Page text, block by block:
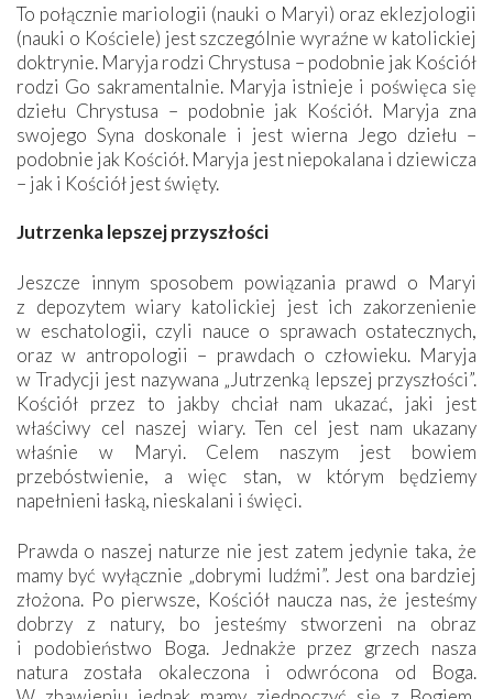
To połącznie mariologii (nauki o Maryi) oraz eklezjologii
(nauki o ­Kościele) jest szczególnie wyraźne w katolickiej
doktrynie. Maryja rodzi Chrystusa – podobnie jak Kościół
rodzi Go sakramentalnie. Maryja istnieje i poświęca się
dziełu Chrystusa – podobnie jak Kościół. Maryja zna
swojego Syna doskonale i jest wierna Jego dziełu –
podobnie jak Kościół. Maryja jest niepokalana i dziewicza
– jak i Kościół jest święty.
Jutrzenka lepszej przyszłości
Jeszcze innym sposobem powiązania prawd o Maryi
z depozytem wiary katolickiej jest ich zakorzenienie
w eschatologii, czyli nauce o sprawach ostatecznych,
oraz w antropologii – prawdach o człowieku. Maryja
w Tradycji jest nazywana „Jutrzenką lepszej przyszłości”.
Kościół przez to jakby chciał nam ukazać, jaki jest
właściwy cel naszej wiary. Ten cel jest nam ukazany
właśnie w Maryi. Celem naszym jest bowiem
przebóstwienie, a więc stan, w którym będziemy
napełnieni łaską, nieskalani i święci.
Prawda o naszej naturze nie jest zatem jedynie taka, że
mamy być wyłącznie „dobrymi ludźmi”. Jest ona bardziej
złożona. Po pierwsze, Kościół naucza nas, że jesteśmy
dobrzy z natury, bo jesteśmy stworzeni na obraz
i podobieństwo Boga. Jednakże przez grzech nasza
natura została okaleczona i odwrócona od Boga.